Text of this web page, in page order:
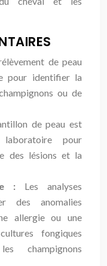
de peau
pour identifier la
ou de
de peau est
pour
des lésions et la
: Les analyses
des anomalies
allergie ou une
fongiques
champignons